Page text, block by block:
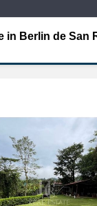
in Berlin de San